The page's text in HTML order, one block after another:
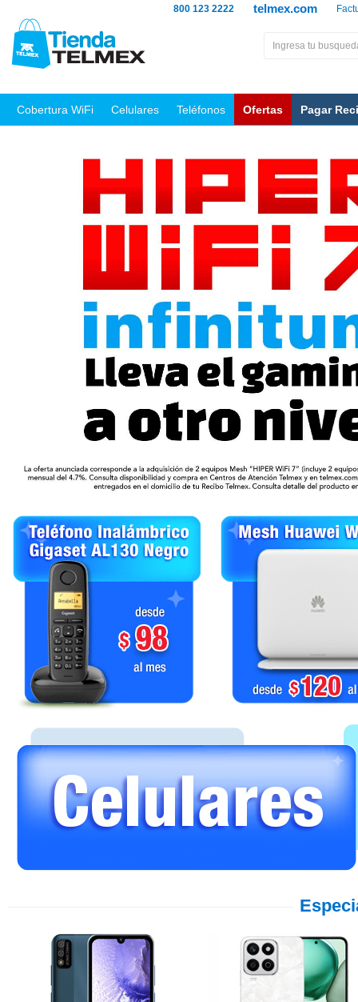
telmex.com
800 123 2222
Cobertura WiFi Celulares Teléfonos Ofertas Pagar